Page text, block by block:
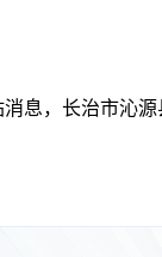
息，长治市沁